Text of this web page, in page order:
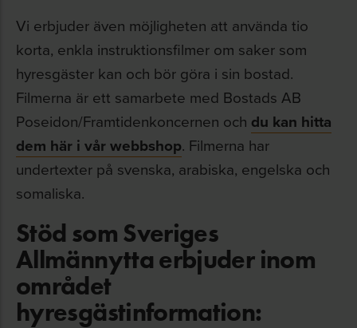
Vi erbjuder även möjligheten att använda tio
korta, enkla instruktionsfilmer om saker som
hyresgäster kan och bör göra i sin bostad.
Filmerna är ett samarbete med Bostads AB
Poseidon/Framtidenkoncernen och du kan hitta
dem här i vår webbshop. Filmerna har
undertexter på svenska, arabiska, engelska och
somaliska.
Stöd som Sveriges
Allmännytta erbjuder inom
området
hyresgästinformation: